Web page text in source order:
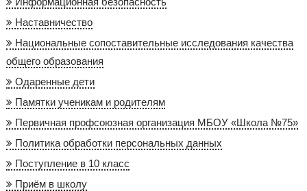
Наставничество
Национальные сопоставительные исследования качества
общего образования
Одаренные дети
Памятки ученикам и родителям
Первичная профсоюзная организация МБОУ «Школа №75»
Политика обработки персональных данных
Поступление в 10 класс
Приём в школу